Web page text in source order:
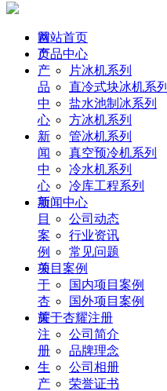
首
页
产
品
中
心
新
闻
中
心
项
目
案
例
关
于
杏
耀
注
册
生
产
网站首页
产品中心
片冰机系列
直冷式块冰机系列
盐水池制冰系列
方冰机系列
管冰机系列
真空预冷机系列
冷水机系列
冷库工程系列
新闻中心
公司动态
行业资讯
常见问题
项目案例
国内项目案例
国外项目案例
关于杏耀注册
公司简介
品牌理念
公司相册
荣誉证书